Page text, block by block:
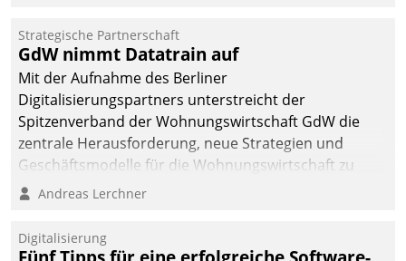
kommunale Wohnungsbauunternehmen daher
gemeinsam mit der Berliner Datatrain GmbH den
Teilprozess der Objektsanierung digitalisiert.
Strategische Partnerschaft
GdW nimmt Datatrain auf
Mit der Aufnahme des Berliner
Digitalisierungspartners unterstreicht der
Spitzenverband der Wohnungswirtschaft GdW die
zentrale Herausforderung, neue Strategien und
Geschäftsmodelle für die Wohnungswirtschaft zu
entwickeln.
Andreas Lerchner
Digitalisierung